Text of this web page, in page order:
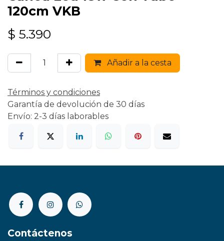
120cm VKB
$ 5.390
Añadir a la cesta
Términos y condiciones
Garantía de devolución de 30 días
Envío: 2-3 días laborables
Contáctenos